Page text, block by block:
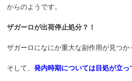
からのようです。
ザガーロが出荷停止処分？！
ザガーロになにか重大な副作用が見つか
そして、発内時期については目処が立っ